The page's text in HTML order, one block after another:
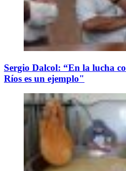
Sergio Dalcol: “En la lucha
Ríos es un ejemplo"